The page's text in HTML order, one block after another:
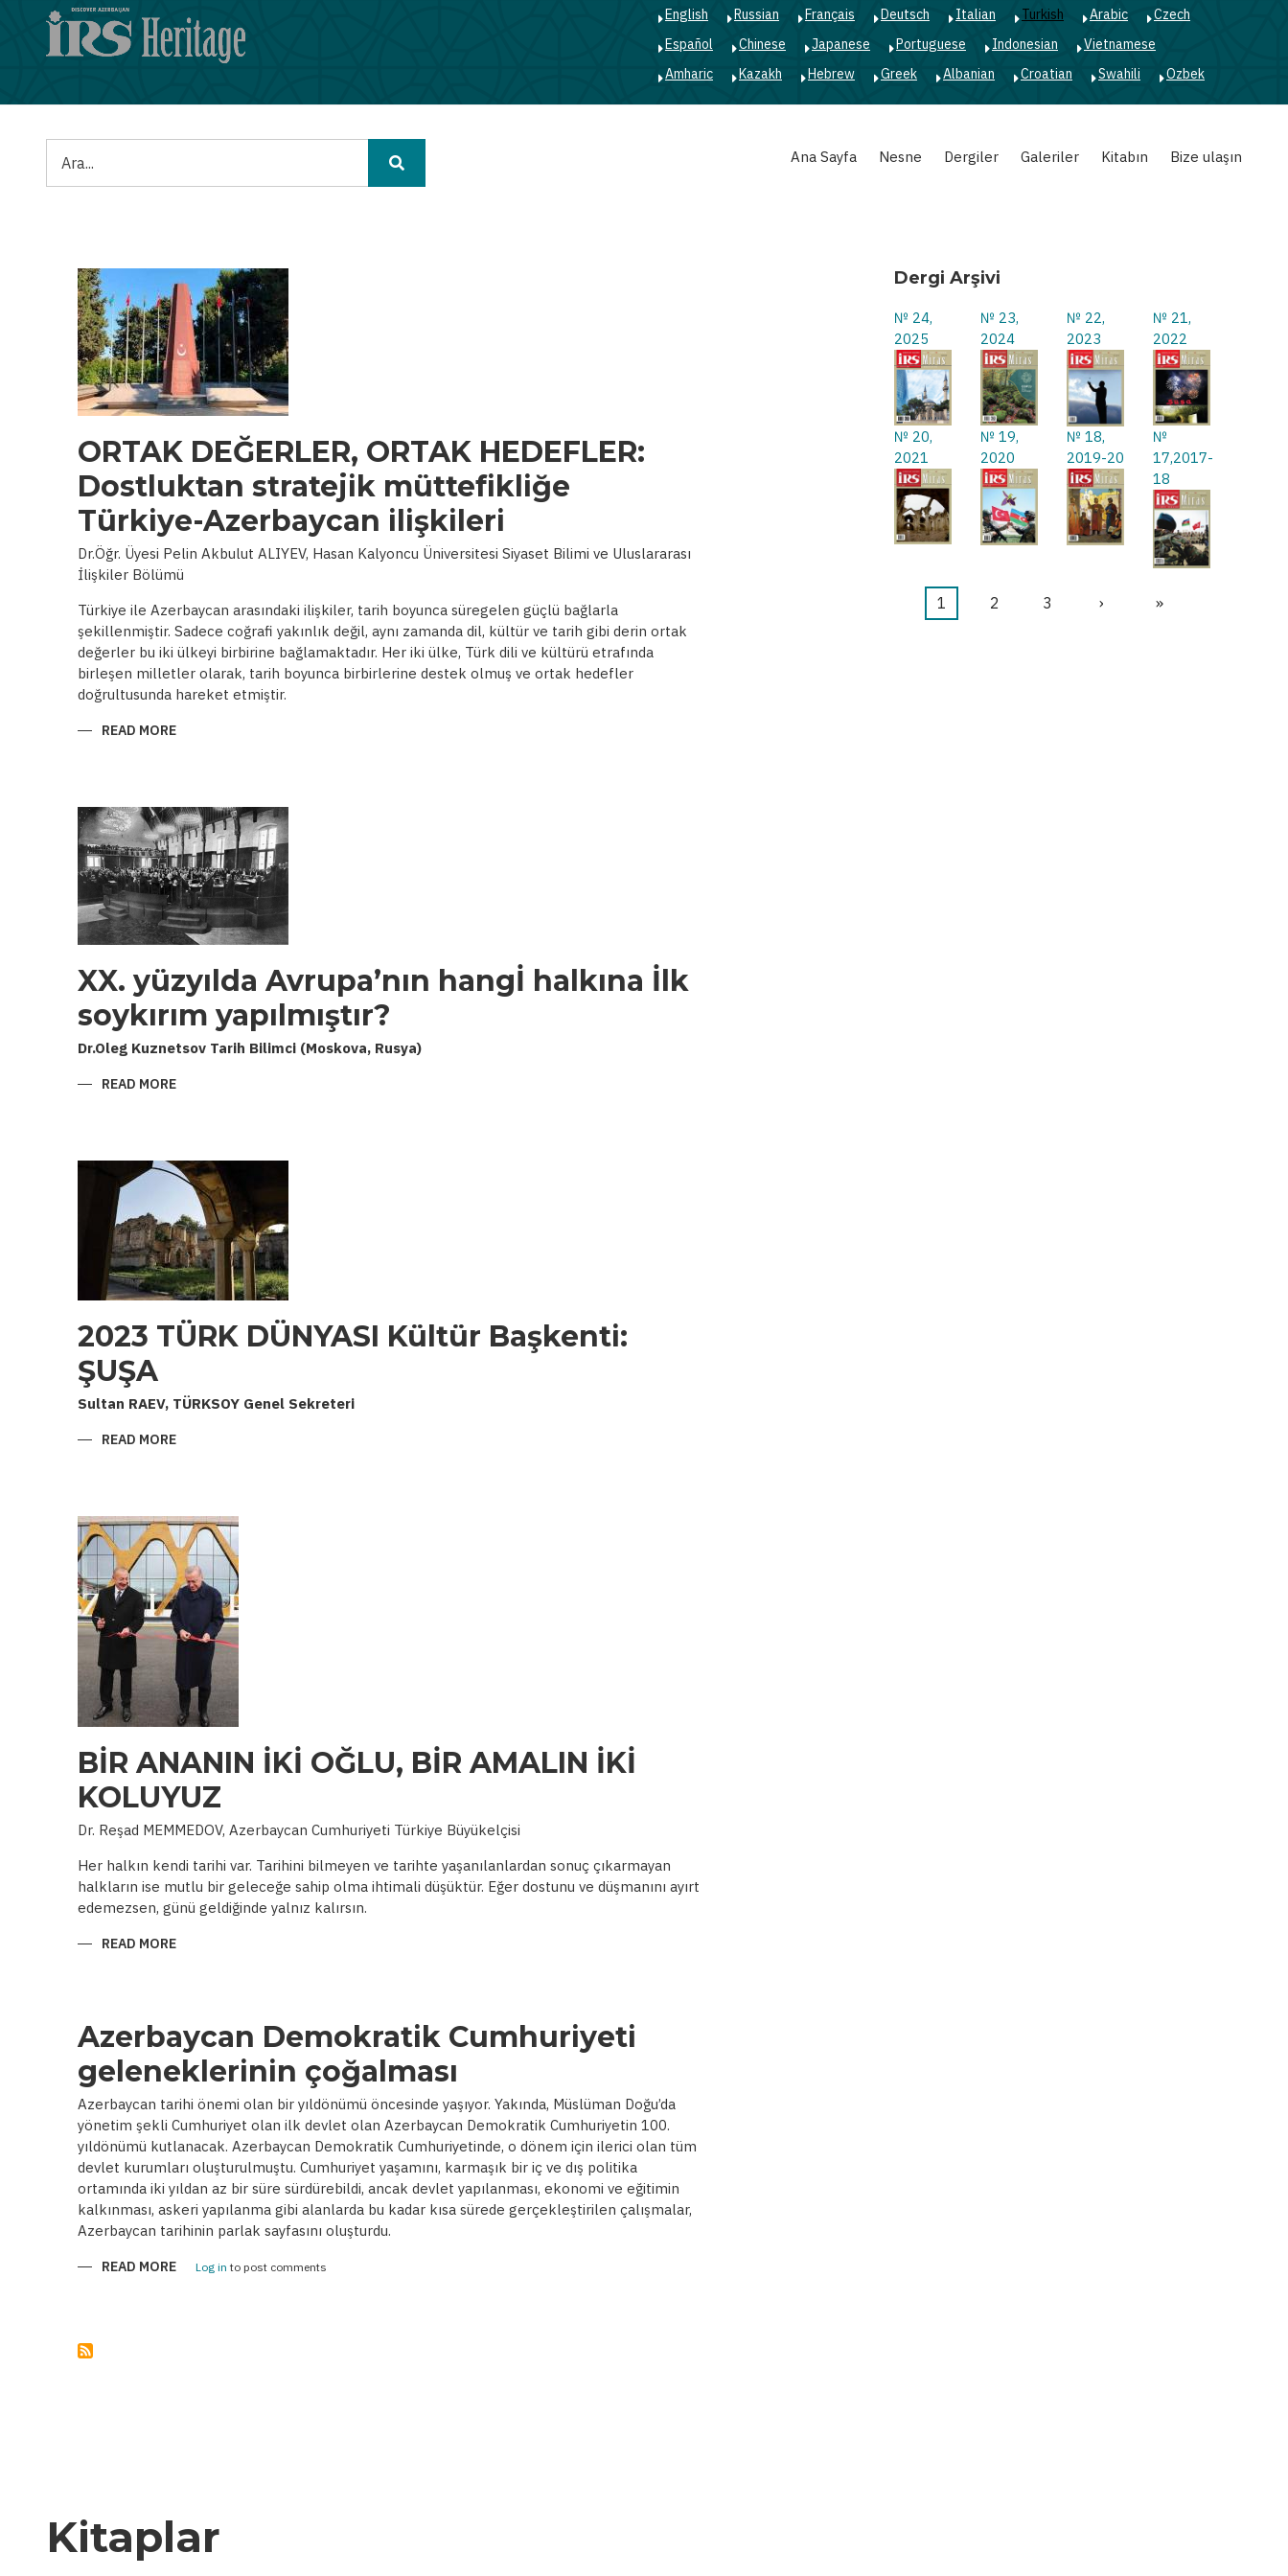
English Russian Français Deutsch Italian Turkish Arabic
Czech
Español
Chinese Japanese Portuguese Indonesian
Vietnamese
Amharic
Kazakh Hebrew Greek Albanian Croatian Swahili Ozbek
Ana Sayfa Nesne Dergiler Galeriler Kitabın Bize ulaşın
ORTAK DEĞERLER, ORTAK HEDEFLER:
Dostluktan stratejik müttefikliğe
Türkiye-Azerbaycan ilişkileri
Dr.Öğr. Üyesi Pelin Akbulut ALIYEV, Hasan Kalyoncu Üniversitesi Siyaset Bilimi ve Uluslararası
İlişkiler Bölümü
Türkiye ile Azerbaycan arasındaki ilişkiler, tarih boyunca süregelen güçlü bağlarla
şekillenmiştir. Sadece coğrafi yakınlık değil, aynı zamanda dil, kültür ve tarih gibi derin ortak
değerler bu iki ülkeyi birbirine bağlamaktadır. Her iki ülke, Türk dili ve kültürü etrafında
birleşen milletler olarak, tarih boyunca birbirlerine destek olmuş ve ortak hedefler
doğrultusunda hareket etmiştir.
READ MORE
STRATEJIK
MÜTTEFIKLIĞE
TÜRKIYE-
AZERBAYCAN
ILIŞKILERI
XX. yüzyılda Avrupa’nın hangİ halkına İlk
soykırım yapılmıştır?
Dr.Oleg Kuznetsov Tarih Bilimci (Moskova, Rusya)
READ MORE
İLK
SOYKIRIM
YAPILMIŞTIR?
2023 TÜRK DÜNYASI Kültür Başkenti:
ŞUŞA
Sultan RAEV, TÜRKSOY Genel Sekreteri
READ MORE
ŞUŞA
BİR ANANIN İKİ OĞLU, BİR AMALIN İKİ
KOLUYUZ
Dr. Reşad MEMMEDOV, Azerbaycan Cumhuriyeti Türkiye Büyükelçisi
Her halkın kendi tarihi var. Tarihini bilmeyen ve tarihte yaşanılanlardan sonuç çıkarmayan
halkların ise mutlu bir geleceğe sahip olma ihtimali düşüktür. Eğer dostunu ve düşmanını ayırt
edemezsen, günü geldiğinde yalnız kalırsın.
READ MORE
İKİ
KOLUYUZ
Azerbaycan Demokratik Cumhuriyeti
geleneklerinin çoğalması
Azerbaycan tarihi önemi olan bir yıldönümü öncesinde yaşıyor. Yakında, Müslüman Doğu’da
yönetim şekli Cumhuriyet olan ilk devlet olan Azerbaycan Demokratik Cumhuriyetin 100.
yıldönümü kutlanacak. Azerbaycan Demokratik Cumhuriyetinde, o dönem için ilerici olan tüm
devlet kurumları oluşturulmuştu. Cumhuriyet yaşamını, karmaşık bir iç ve dış politika
ortamında iki yıldan az bir süre sürdürebildi, ancak devlet yapılanması, ekonomi ve eğitimin
kalkınması, askeri yapılanma gibi alanlarda bu kadar kısa sürede gerçekleştirilen çalışmalar,
Azerbaycan tarihinin parlak sayfasını oluşturdu.
READ MORE ABOUT
Log in to post comments
Dergi Arşivi
№ 24,
2025
№ 23,
2024
№ 22,
2023
№ 21,
2022
№ 20,
2021
№ 19,
2020
№ 18,
2019-20
№
17,2017-
18
Pagination
Şu
1 Sayfa
2 Sayfa
3
Sonraki
›
Last
»
Kitaplar